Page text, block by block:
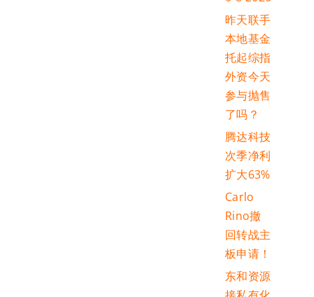
昨天联手
本地基金
托起综指
外资今天
参与抛售
了吗？
腾达科技
次季净利
扩大63%
Carlo
Rino撤
回转战主
板申请！
东和资源